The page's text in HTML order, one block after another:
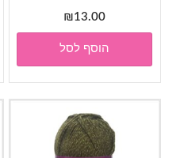
₪13.00
הוסף לסל